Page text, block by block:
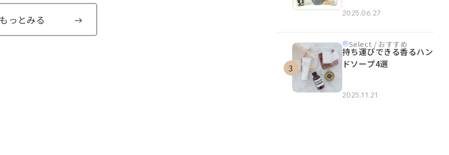
っとみる 2025.06.27
Select / おすすめ
持ち運びできる香るハン
ドソープ4選
2025.11.21